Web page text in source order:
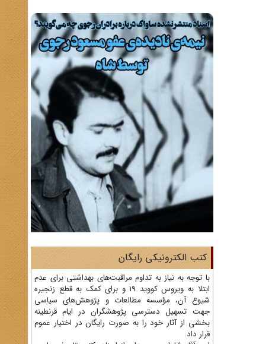
کتب الکترونیکی رایگان
با توجه به نیاز به تداوم مراقبت‌های بهداشتی برای عدم
ابتلا به ویروس کووید 19 و برای کمک به قطع زنجیره
شیوع آن، مؤسسه مطالعات و پژوهش‌های سیاسی
جهت تسهیل دسترسی پژوهشگران در ایام قرنطینه
بخشی از آثار خود را به صورت رایگان در اختیار عموم
قرار داد.